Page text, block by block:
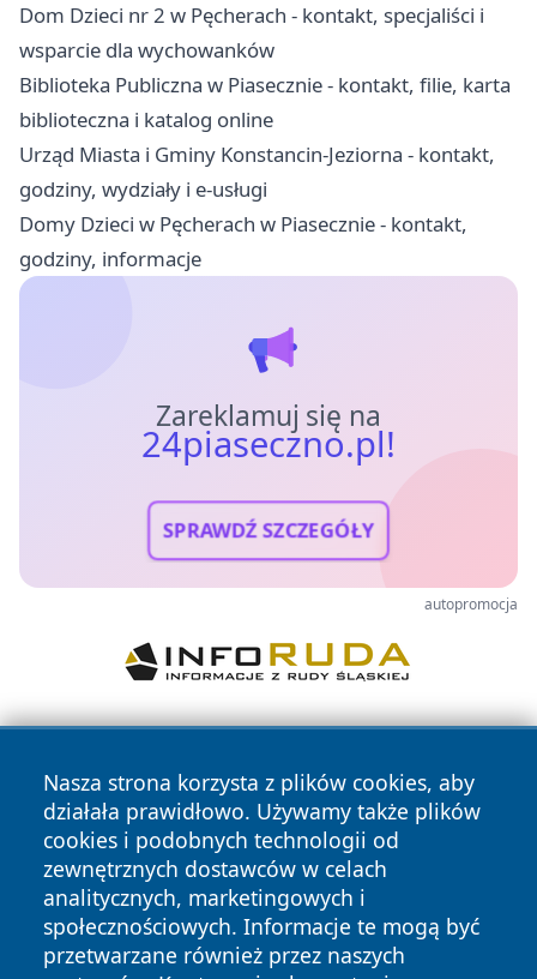
Dom Dzieci nr 2 w Pęcherach - kontakt, specjaliści i
wsparcie dla wychowanków
Biblioteka Publiczna w Piasecznie - kontakt, filie, karta
biblioteczna i katalog online
Urząd Miasta i Gminy Konstancin-Jeziorna - kontakt,
godziny, wydziały i e-usługi
Domy Dzieci w Pęcherach w Piasecznie - kontakt,
godziny, informacje
Zareklamuj się na
24piaseczno.pl!
SPRAWDŹ SZCZEGÓŁY
autopromocja
Nasza strona korzysta z plików cookies, aby
działała prawidłowo. Używamy także plików
cookies i podobnych technologii od
zewnętrznych dostawców w celach
analitycznych, marketingowych i
społecznościowych. Informacje te mogą być
przetwarzane również przez naszych
Copyright © 2026 24piaseczno.pl Wszystkie prawa
zastrzeżone.